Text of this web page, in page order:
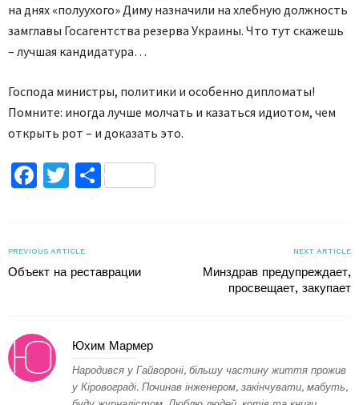
на днях «полуухого» Диму назначили на хлебную должность
замглавы Госагентства резерва Украины. Что тут скажешь
– лучшая кандидатура…
Господа министры, политики и особенно дипломаты!
Помните: иногда лучше молчать и казаться идиотом, чем
открыть рот – и доказать это.
Facebook
TwitterПоділитися
PREVIOUS ARTICLE
Объект на реставрации
NEXT ARTICLE
Минздрав предупреждает,
просвещает, закупает
Юхим Мармер
Народився у Гайвороні, більшу частину життя прожив
у Кіровограді. Починав інженером, закінчувати, мабуть,